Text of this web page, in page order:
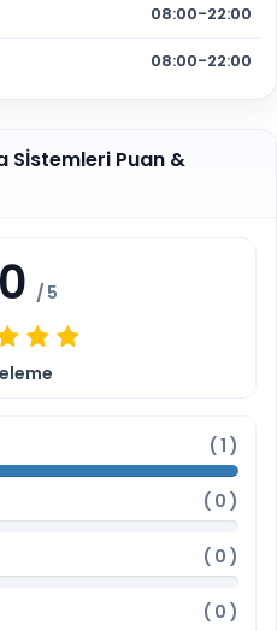
08:00-22:00
08:00-22:00
Sİstemleri Puan &
/ 5
(1 )
( 0 )
( 0 )
( 0 )